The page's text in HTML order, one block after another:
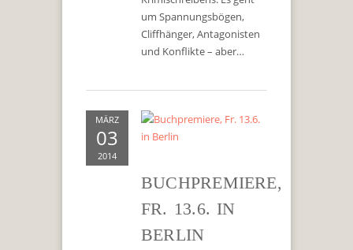
um Spannungsbögen,
Cliffhänger, Antagonisten
und Konflikte – aber…
MÄRZ
03
2014
BUCHPREMIERE,
FR. 13.6. IN
BERLIN